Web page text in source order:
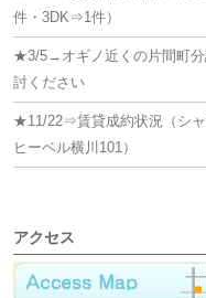
件・3DK⇒1件）
★3/5→オギノ近くの片間町
討ください
★11/22⇒賃貸成約状況（シャ
ヒーベル横川101）
アクセス